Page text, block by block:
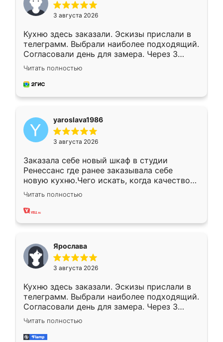
3 августа 2026
Кухню здесь заказали. Эскизы прислали в
телеграмм. Выбрали наиболее подходящий.
Согласовали день для замера. Через 3
недели кухня была уже готова. Остались
довольны работой. Спасибо Ренессанс
мебель за качественную работу!
Читать полностью
yaroslava1986
3 августа 2026
Заказала себе новый шкаф в студии
Ренессанс где ранее заказывала себе
новую кухню.Чего искать, когда качеством
вполне довольна. Служит кухня уже почти
два года, нареканий нет.
Читать полностью
Ярослава
3 августа 2026
Кухню здесь заказали. Эскизы прислали в
телеграмм. Выбрали наиболее подходящий.
Согласовали день для замера. Через 3
недели кухня была уже готова. Остались
довольны работой. Спасибо Ренессанс
мебель за качественную работу!
Читать полностью